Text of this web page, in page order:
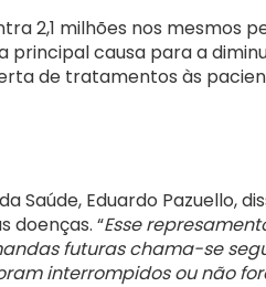
2,1 milhões nos mesmos
principal causa para a
de tratamentos às
Saúde, Eduardo Pazuello,
doenças. “Esse
futuras chama-se
interrompidos ou não